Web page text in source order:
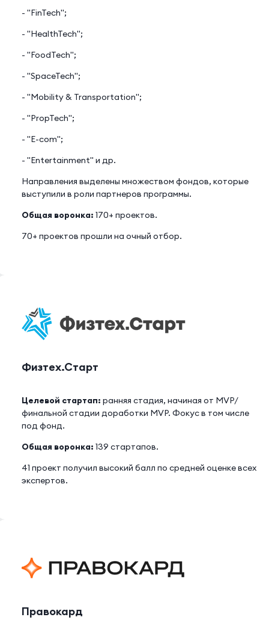
- "FinTech";
- "HealthTech";
- "FoodTech";
- "SpaceTech";
- "Mobility & Transportation";
- "PropTech";
- "E-com";
- "Entertainment" и др.
Направления выделены множеством фондов, которые
выступили в роли партнеров программы.
Общая воронка: 170+ проектов.
70+ проектов прошли на очный отбор.
Физтех.Старт
Целевой стартап: ранняя стадия, начиная от MVP/
финальной стадии доработки MVP. Фокус в том числе
под фонд.
Общая воронка: 139 стартапов.
41 проект получил высокий балл по средней оценке всех
экспертов.
Правокард